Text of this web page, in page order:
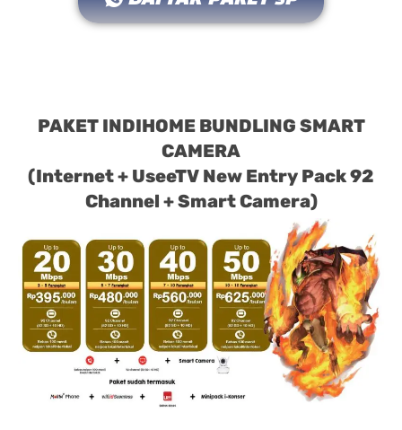
PAKET INDIHOME BUNDLING SMART
CAMERA
(Internet + UseeTV New Entry Pack 92
Channel + Smart Camera)